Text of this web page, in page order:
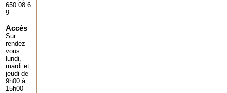
650.08.6
9
Accès
Sur
rendez-
vous
lundi,
mardi et
jeudi de
9h00 à
15h00